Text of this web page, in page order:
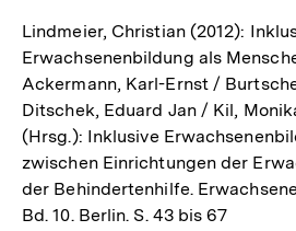
Lindmeier, Christian (2012):
Erwachsenenbildung als
Ackermann, Karl-Ernst /
Ditschek, Eduard Jan / Kil,
(Hrsg.): Inklusive
zwischen Einrichtungen der
der Behindertenhilfe.
Bd. 10. Berlin. S. 43 bis 67